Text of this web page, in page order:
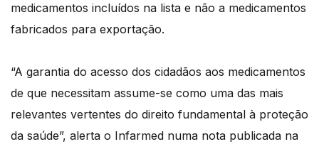
medicamentos incluídos na lista e não a medicamentos
fabricados para exportação.
“A garantia do acesso dos cidadãos aos medicamentos
de que necessitam assume-se como uma das mais
relevantes vertentes do direito fundamental à proteção
da saúde”, alerta o Infarmed numa nota publicada na